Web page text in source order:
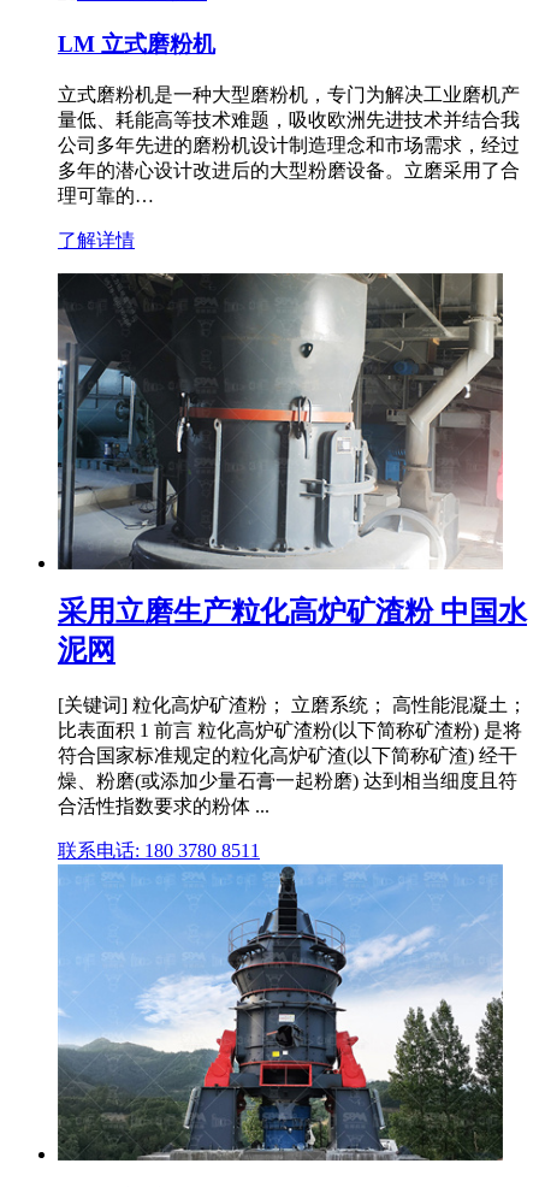
LM 立式磨粉机
立式磨粉机是一种大型磨粉机，专门为解决工业磨机产
量低、耗能高等技术难题，吸收欧洲先进技术并结合我
公司多年先进的磨粉机设计制造理念和市场需求，经过
多年的潜心设计改进后的大型粉磨设备。立磨采用了合
理可靠的…
了解详情
采用立磨生产粒化高炉矿渣粉 中国水
泥网
[关键词] 粒化高炉矿渣粉； 立磨系统； 高性能混凝土；
比表面积 1 前言 粒化高炉矿渣粉(以下简称矿渣粉) 是将
符合国家标准规定的粒化高炉矿渣(以下简称矿渣) 经干
燥、粉磨(或添加少量石膏一起粉磨) 达到相当细度且符
合活性指数要求的粉体 ...
联系电话: 180 3780 8511